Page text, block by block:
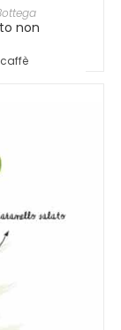
non